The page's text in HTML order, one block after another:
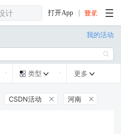
打开App
我的活动

 类型  更多 
CSDN活动  河南 